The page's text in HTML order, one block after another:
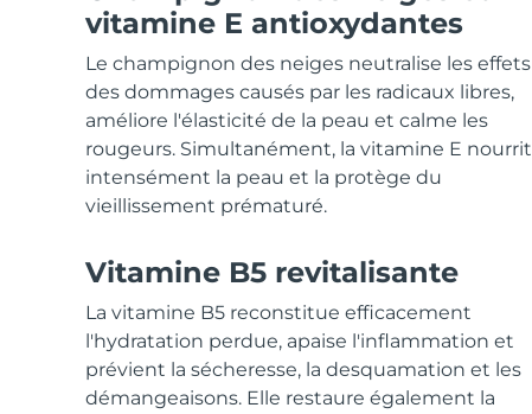
vitamine E antioxydantes
Le champignon des neiges neutralise les effets
des dommages causés par les radicaux libres,
améliore l'élasticité de la peau et calme les
rougeurs. Simultanément, la vitamine E nourrit
intensément la peau et la protège du
vieillissement prématuré.
Vitamine B5 revitalisante
La vitamine B5 reconstitue efficacement
l'hydratation perdue, apaise l'inflammation et
prévient la sécheresse, la desquamation et les
démangeaisons. Elle restaure également la
All acne treatment devices
All revitalizing eye massagers
Soins de la peau KIWI™
Advanced pore care essentials
Serum
issa™ Teeth Whitening Gel
18% PAP
Cosmétiques
Hommes
FOREO APP
À PROPROS